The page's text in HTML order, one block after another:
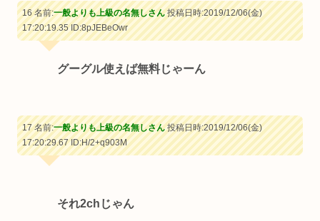
16 名前:一般よりも上級の名無しさん投稿日時:2019/12/06(金)
17:20:19.35ID:8pJEBeOwr
グーグル使えば無料じゃーん
17 名前:一般よりも上級の名無しさん投稿日時:2019/12/06(金)
17:20:29.67ID:H/2+q903M
それ2chじゃん